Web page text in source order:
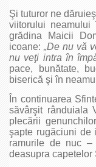
Şi tuturor ne
viitorului
grădina Maicii
icoane: „De nu vă
nu veţi intra în
pace, bunătate,
biserică şi în
În continuarea
săvârşit rânduiala
plecării
şapte rugăciuni de
ramurile de nuc
deasupra capetelor